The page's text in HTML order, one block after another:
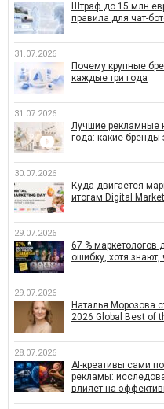
Штраф до 15 млн
правила для чат-
31.07.2026
Почему крупные
каждые три года
31.07.2026
Лучшие рекламные
года: какие бренды
30.07.2026
Куда двигается
итогам Digital
29.07.2026
67 % маркетологов
ошибку, хотя знают,
29.07.2026
Наталья Морозова
2026 Global Best of
28.07.2026
AI-креативы сами
рекламы:
влияет на